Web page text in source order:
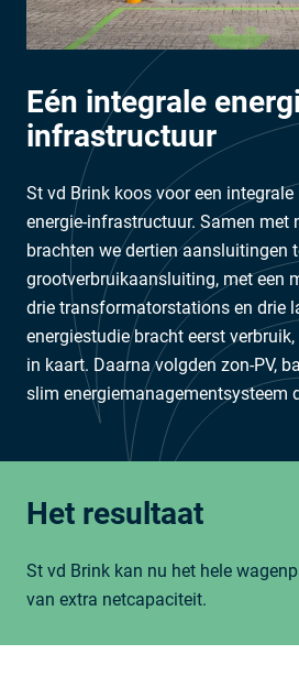
Eén integrale
infrastructuur
St vd Brink koos voor een
energie-infrastructuur. Samen met
brachten we dertien aansluitingen
grootverbruikaansluiting, met een
drie transformatorstations en drie
energiestudie bracht eerst
in kaart. Daarna volgden zon-PV,
slim energiemanagementsysteem
Het resultaat
St vd Brink kan nu het hele
van extra netcapaciteit.